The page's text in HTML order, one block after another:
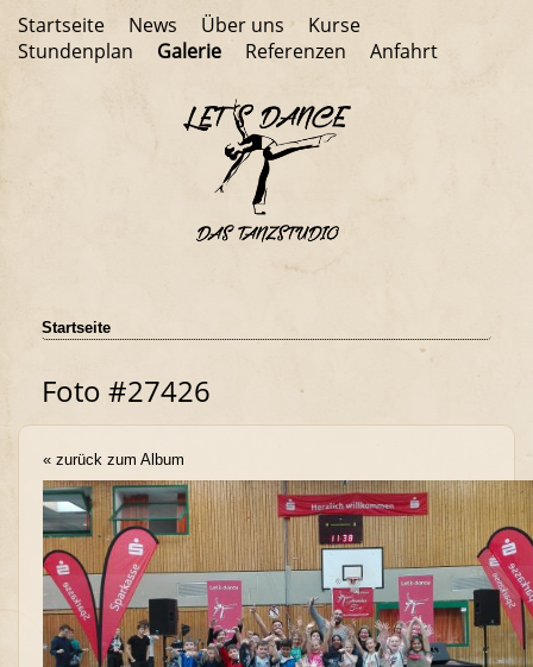
Startseite News Über uns
Kurse
Stundenplan
Galerie Referenzen Anfahrt
Startseite
Foto #27426
« zurück zum Album